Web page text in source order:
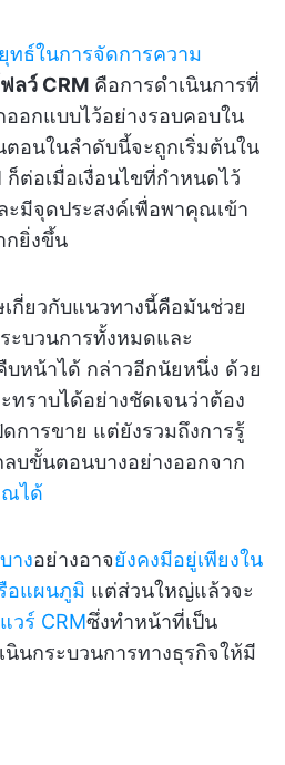
ทธ์ในการจัดการความ
ลว์ CRM คือการดำเนินการที่
ออกแบบไว้อย่างรอบคอบใน
อนในลำดับนี้จะถูกเริ่มต้นใน
ก็ต่อเมื่อเงื่อนไขที่กำหนดไว้
ะมีจุดประสงค์เพื่อพาคุณเข้า
กยิ่งขึ้น
เกี่ยวกับแนวทางนี้คือมันช่วย
บวนการทั้งหมดและ
หน้าได้ กล่าวอีกนัยหนึ่ง ด้วย
ทราบได้อย่างชัดเจนว่าต้อง
การขาย แต่ยังรวมถึงการรู้
บขั้นตอนบางอย่างออกจาก
ณได้
บางอย่างอาจยังคงมีอยู่เพียงใน
อแผนภูมิ แต่ส่วนใหญ่แล้วจะ
วร์ CRMซึ่งทำหน้าที่เป็น
นินกระบวนการทางธุรกิจให้มี